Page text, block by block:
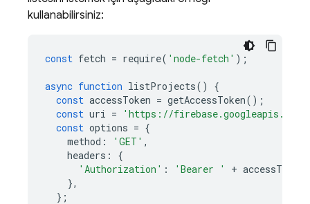
kullanabilirsiniz:
const fetch = require( 'node-fetch' );
async function listProjects()
{
const accessToken = getAccessToken();
const uri =
'https://
const options = {
method : 'GET' ,
headers :
{
'Authorization' : 'Bearer ' + accessToken
},
};